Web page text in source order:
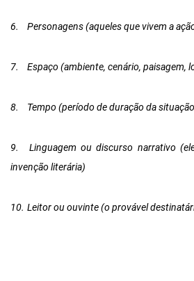
6. Personagens (aqueles que vivem a
7. Espaço (ambiente, cenário, paisagem,
8. Tempo (período de duração da
9.
Linguagem ou discurso narrativo
invenção literária)
10. Leitor ou ouvinte (o provável